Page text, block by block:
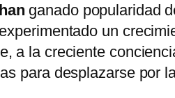
ganado popularidad
un
a la creciente
para desplazarse por